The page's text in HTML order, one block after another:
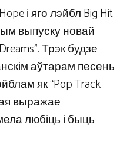
і яго лэйбл Big Hit
выпуску новай
Трэк будзе
аўтарам песень
як “Pop Track
выражае
любіць і быць